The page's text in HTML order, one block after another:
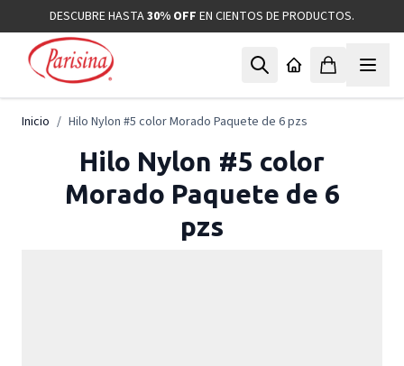
Ir al contenidoDESCUBRE HASTA30% OFF EN CIENTOS DE PRODUCTOS.
Inicio / Hilo Nylon #5 color Morado Paquete de 6 pzs
Hilo Nylon #5 color
Morado Paquete de 6
pzs